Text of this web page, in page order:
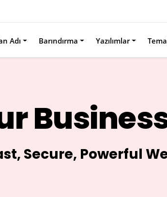
Adı Barındırma Yazılımlar
Secure, Powerful